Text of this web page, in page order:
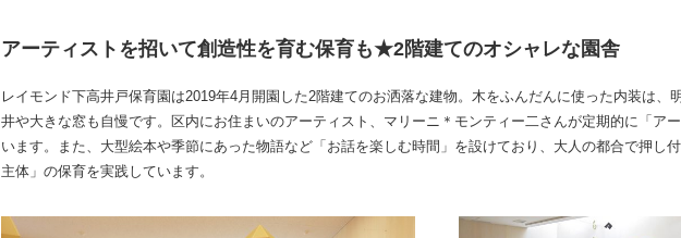
アーティストを招いて創造性を育む保育も★2階建てのオシャレな園舎
レイモンド下高井戸保育園は2019年4月開園した2階建てのお洒落な建物。木をふんだんに使った内装は、
井や大きな窓も自慢です。区内にお住まいのアーティスト、マリーニ＊モンティー二さんが定期的に「ア
います。また、大型絵本や季節にあった物語など「お話を楽しむ時間」を設けており、大人の都合で押し
主体」の保育を実践しています。